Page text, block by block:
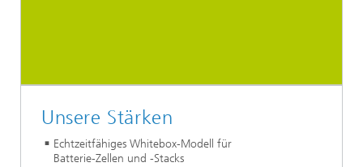
Unsere Stärken
Echtzeitfähiges Whitebox-Modell für
Batterie-Zellen und -Stacks